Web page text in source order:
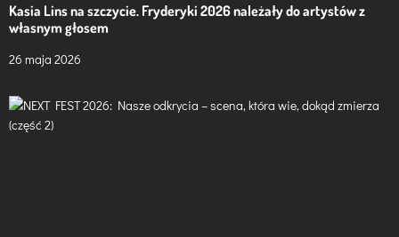
Kasia Lins na szczycie. Fryderyki 2026 należały do artystów z
własnym głosem
26 maja 2026